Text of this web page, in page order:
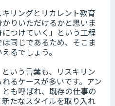
リングとリカレント教育
りいただけるかと思いま
つけていく」という工程
同じであるため、そこま
るでしょう。
いう言葉も、リスキリン
るケースが多いです。アン
も呼ばれ、既存の仕事の
たなスタイルを取り入れ